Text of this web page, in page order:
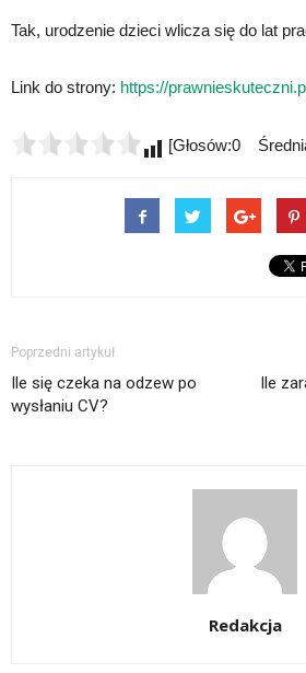
Tak, urodzenie dzieci wlicza się do lat
Link do strony: https://
[Głosów:0
Poprzedni artykuł
Ile się czeka na odzew po
wysłaniu CV?
Ile
Redakcja